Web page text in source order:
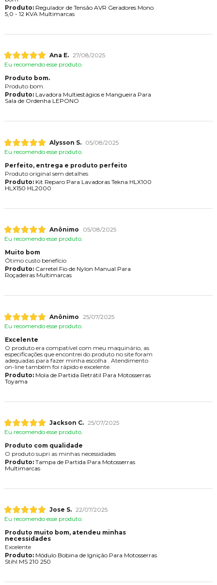
Produto:Regulador de Tensão AVR Geradores Mono
5,0 - 12 KVA Multimarcas
Ana E. 27/08/2025
Eu recomendo esse produto.
Produto bom.
Produto bom.
Produto:Lavadora Multiestágios e Mangueira Para
Sala de Ordenha LEPONO
Alysson S.
05/08/2025
Eu recomendo esse produto.
Perfeito, entrega e produto perfeito
Produto original sem detalhes
Produto:Kit Reparo Para Lavadoras Tekna HLX100
HLX150 HL2000
Anônimo
05/08/2025
Eu recomendo esse produto.
Muito bom
Ótimo custo benefício
Produto:Carretel Fio de Nylon Manual Para
Roçadeiras Multimarcas
Anônimo 25/07/2025
Eu recomendo esse produto.
Excelente
O produto era compatível com meu maquinário, as
especificações que encontrei do produto no site foram
adequadas para fazer minha escolha . Atendimento
on-line também foi rápido e excelente.
Produto:Mola de Partida Retrátil Para Motosserras
Toyama
Jackson C. 25/07/2025
Eu recomendo esse produto.
Produto com qualidade
O produto supri as minhas necessidades
Produto:Tampa de Partida Para Motosserras
Multimarcas
Jose S. 22/07/2025
Eu recomendo esse produto.
Produto muito bom, atendeu minhas
necessidades
Excelente
Produto:Módulo Bobina de Ignição Para Motosserras
Stihl MS 210 250